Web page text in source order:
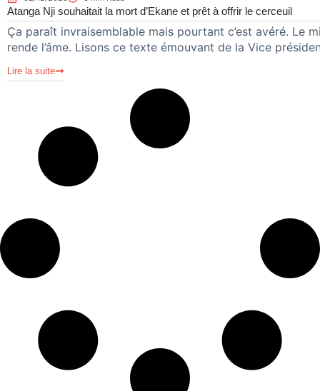
Atanga Nji souhaitait la mort d’Ekane et prêt à offrir le cerceuil
Ça paraît invraisemblable mais pourtant c’est avéré. Le
rende l’âme. Lisons ce texte émouvant de la Vice
Lire la suite